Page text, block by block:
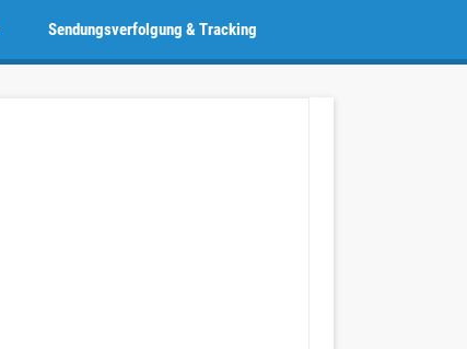
Sendungsverfolgung & Tracking